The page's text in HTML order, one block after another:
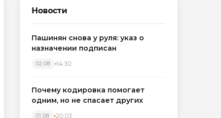
Новости
Пашинян снова у руля: указ о
назначении подписан
02.08 14:30
Почему кодировка помогает
одним, но не спасает других
01.08 20:03